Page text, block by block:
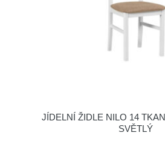
JÍDELNÍ ŽIDLE NILO 14
SVĚTLÝ